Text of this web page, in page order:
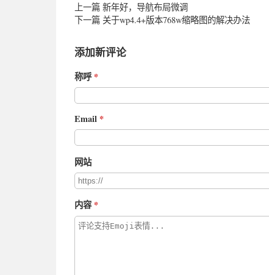
上一篇 新年好，导航布局微调
下一篇 关于wp4.4+版本768w缩略图的解决办法
添加新评论
称呼
Email
网站
内容